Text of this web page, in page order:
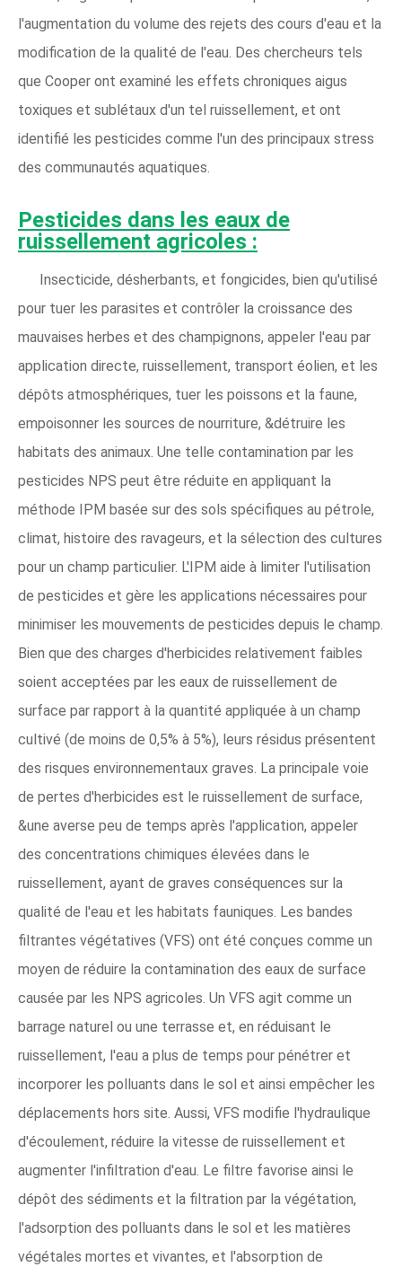
l'augmentation du volume des rejets des cours d'eau et la
modification de la qualité de l'eau. Des chercheurs tels
que Cooper ont examiné les effets chroniques aigus
toxiques et sublétaux d'un tel ruissellement, et ont
identifié les pesticides comme l'un des principaux stress
des communautés aquatiques.
Pesticides dans les eaux de
ruissellement agricoles :
Insecticide, désherbants, et fongicides, bien qu'utilisé
pour tuer les parasites et contrôler la croissance des
mauvaises herbes et des champignons, appeler l'eau par
application directe, ruissellement, transport éolien, et les
dépôts atmosphériques, tuer les poissons et la faune,
empoisonner les sources de nourriture, &détruire les
habitats des animaux. Une telle contamination par les
pesticides NPS peut être réduite en appliquant la
méthode IPM basée sur des sols spécifiques au pétrole,
climat, histoire des ravageurs, et la sélection des cultures
pour un champ particulier. L'IPM aide à limiter l'utilisation
de pesticides et gère les applications nécessaires pour
minimiser les mouvements de pesticides depuis le champ.
Bien que des charges d'herbicides relativement faibles
soient acceptées par les eaux de ruissellement de
surface par rapport à la quantité appliquée à un champ
cultivé (de moins de 0,5% à 5%), leurs résidus présentent
des risques environnementaux graves. La principale voie
de pertes d'herbicides est le ruissellement de surface,
&une averse peu de temps après l'application, appeler
des concentrations chimiques élevées dans le
ruissellement, ayant de graves conséquences sur la
qualité de l'eau et les habitats fauniques. Les bandes
filtrantes végétatives (VFS) ont été conçues comme un
moyen de réduire la contamination des eaux de surface
causée par les NPS agricoles. Un VFS agit comme un
barrage naturel ou une terrasse et, en réduisant le
ruissellement, l'eau a plus de temps pour pénétrer et
incorporer les polluants dans le sol et ainsi empêcher les
déplacements hors site. Aussi, VFS modifie l'hydraulique
d'écoulement, réduire la vitesse de ruissellement et
augmenter l'infiltration d'eau. Le filtre favorise ainsi le
dépôt des sédiments et la filtration par la végétation,
l'adsorption des polluants dans le sol et les matières
végétales mortes et vivantes, et l'absorption de